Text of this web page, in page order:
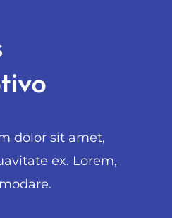
dolor sit amet,
ex. Lorem,